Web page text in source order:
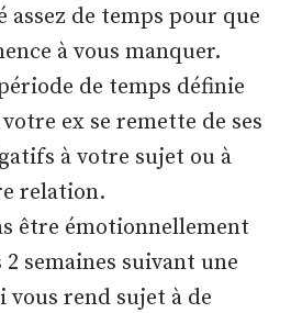
assez de temps pour que
à vous manquer.
de temps définie
votre ex se remette de ses
à votre sujet ou à
relation.
être émotionnellement
2 semaines suivant une
rend sujet à de